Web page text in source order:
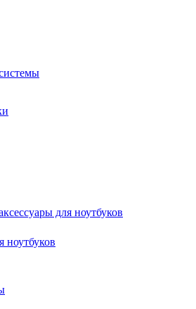
для ноутбуков
ноутбуков